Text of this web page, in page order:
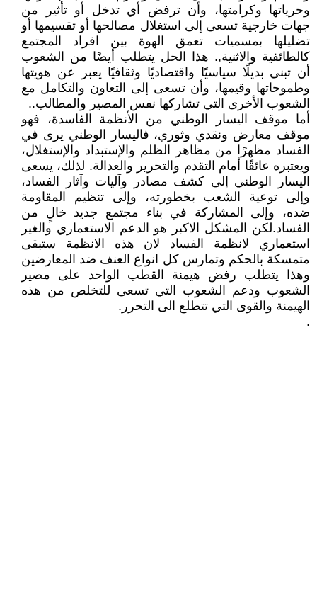
وحرياتها وكرامتها، وأن ترفض أي تدخل أو تأثير من
جهات خارجية تسعى إلى استغلال مصالحها أو تقسيمها أو
تضليلها بمسميات تعمق الهوة بين افراد المجتمع
كالطائفية والاثنية,. هذا الحل يتطلب أيضًا من الشعوب
أن تبني بديلًا سياسيًا واقتصاديًا وثقافيًا يعبر عن هويتها
وطموحاتها وقيمها، وأن تسعى إلى التعاون والتكامل مع
الشعوب الأخرى التي تشاركها نفس المصير والمطالب..
أما موقف اليسار الوطني من الأنظمة الفاسدة، فهو
موقف معارض ونقدي وثوري، فاليسار الوطني يرى في
الفساد مظهرًا من مظاهر الظلم والإستبداد والإستغلال،
ويعتبره عائقًا أمام التقدم والتحرير والعدالة. لذلك، يسعى
اليسار الوطني إلى كشف مصادر وآليات وآثار الفساد،
وإلى توعية الشعب بخطورته، وإلى تنظيم المقاومة
ضده، وإلى المشاركة في بناء مجتمع جديد خالٍ من
الفساد.لكن المشكل الاكبر هو الدعم الاستعماري والغير
استعماري لانظمة الفساد لان هذه الانظمة ستبقى
متمسكة بالحكم وتمارس كل انواع العنف ضد المعارضين
وهذا يتطلب رفض هيمنة القطب الواحد على مصير
الشعوب ودعم الشعوب التي تسعى للتخلص من هذه
الهيمنة والقوى التي تتطلع الى التحرر.
.